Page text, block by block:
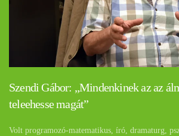
Szendi Gábor: „Mindenkinek az az
teleehesse magát”
Volt programozó-matematikus, író, dramaturg,